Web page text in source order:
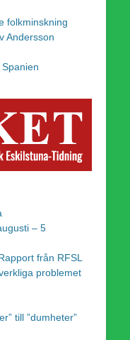
folkminskning
Andersson
– 5
från RFSL
problemet
till ”dumheter”